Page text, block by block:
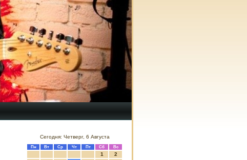
Сегодня: Четверг, 6 Августа
Пн Вт Ср Чт Пт Сб Вс
1
2